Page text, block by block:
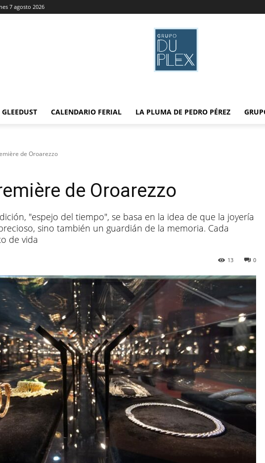
7 agosto 2026
GLEEDUST CALENDARIO FERIAL LA PLUMA DE PEDRO PÉREZ
de Oroarezzo
de Oroarezzo
"espejo del tiempo", se basa en la idea de que la joyería
sino también un guardián de la memoria. Cada
de vida
0
13